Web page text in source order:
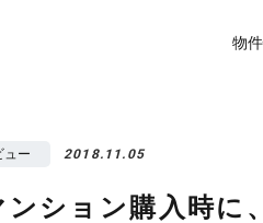
物
ュー 2018.11.05
ンション購入時に